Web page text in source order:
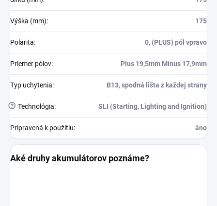
Výška (mm): 175
Polarita: 0, (PLUS) pól vpravo
Priemer pólov: Plus 19,5mm Mínus 17,9mm
Typ uchytenia: B13, spodná lišta z každej strany
? Technológia: SLI (Starting, Lighting and Ignition)
Pripravená k použitiu: áno
Aké druhy akumulátorov poznáme?